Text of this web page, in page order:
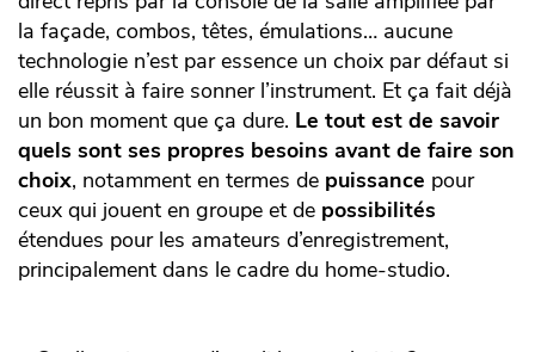
la façade, combos, têtes, émulations… aucune
technologie n’est par essence un choix par défaut si
elle réussit à faire sonner l’instrument. Et ça fait déjà
un bon moment que ça dure. Le tout est de savoir
quels sont ses propres besoins avant de faire son
choix, notamment en termes de puissance pour
ceux qui jouent en groupe et de possibilités
étendues pour les amateurs d’enregistrement,
principalement dans le cadre du home-studio.